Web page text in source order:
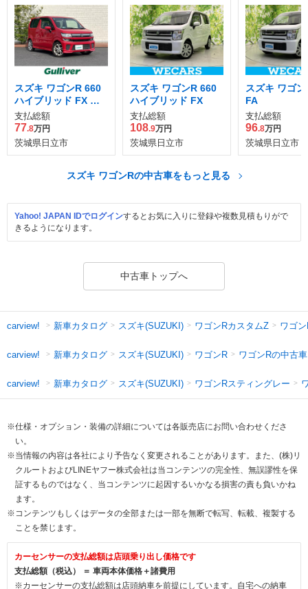
スズキ ワゴンR 660
ハイブリッド FX セ
ーフティパッケージ
装着車
支払総額
77.8万円
茨城県日立市
スズキ ワゴンR 660
ハイブリッド FX
支払総額
108.9万円
茨城県日立市
スズキ ワゴ
FA
支払総額
96.8万円
茨城県日立市
スズキ ワゴンRの中古車をもっと見る
Yahoo! JAPAN IDでログインするとお気に入りに登録や複数見積もりがで
きるようになります。
中古車トップへ
carview! 新車カタログ スズキ(SUZUKI) ワゴンRカスタムZ ワゴ
carview! 新車カタログ スズキ(SUZUKI) ワゴンR ワゴンRの中古車
carview! 新車カタログ スズキ(SUZUKI) ワゴンRスティングレー
※仕様・オプション・装備の詳細については各販売店にお問い合わせくださ
い。
※当情報の内容は各社により予告なく変更されることがあります。また、(株)リ
クルートおよびLINEヤフー株式会社は当コンテンツの完全性、無誤謬性を保
証するものではなく、当コンテンツに起因するいかなる損害の責も負いかね
ます。
※コンテンツもしくはデータの全部または一部を無断で転写、転載、複製する
ことを禁じます。
カーセンサーの支払総額は店頭乗り出し価格です
支払総額（税込） ＝ 車両本体価格＋諸費用
※カーセンサーの支払総額は店頭納車を前提にしています。自宅への納車